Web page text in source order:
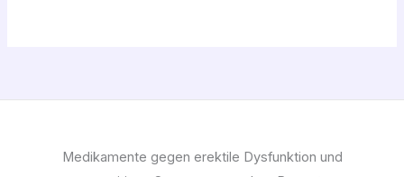
Medikamente gegen erektile Dysfunktion und